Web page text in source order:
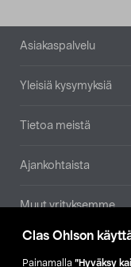
Clas Ohlson
Painamalla ”Hyväksy
Alatunniste
Asiakaspalvelu
Yleisiä kysymyksiä
Tietoa meistä
Ajankohtaista
Muut yrityksemme